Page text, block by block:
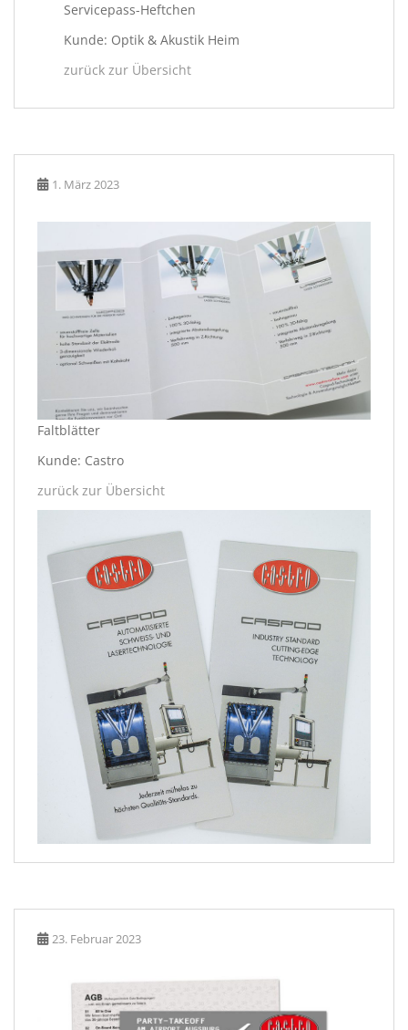
Servicepass-Heftchen
Kunde: Optik & Akustik Heim
zurück zur Übersicht
1. März 2023
Faltblätter
Kunde: Castro
zurück zur Übersicht
23. Februar 2023